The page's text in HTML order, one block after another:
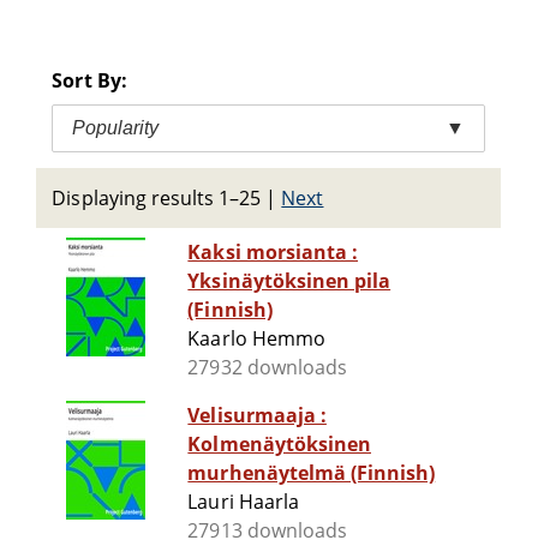
Sort By:
Popularity ▼
Displaying results 1–25 | Next
Kaksi morsianta :
Yksinäytöksinen pila
(Finnish)
Kaarlo Hemmo
27932 downloads
Velisurmaaja :
Kolmenäytöksinen
murhenäytelmä (Finnish)
Lauri Haarla
27913 downloads